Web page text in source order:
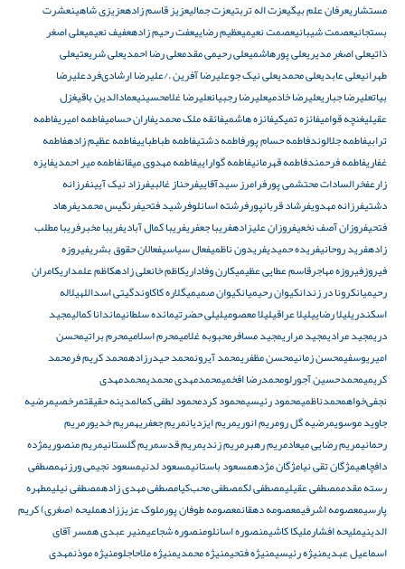
مستشاریعرفان علم بیگیعزت اله تربتیعزت جمالیعزیز قاسم زادهعزیزی شاهینعشرت
بستجانیعصمت شیبانیعصمت نعیمیعظیم رضاییعفت رحیم زادهعفیف نعیمیعلی اصغر
ذاتیعلی اصغر مدیریعلی پورهاشمیعلی رحیمی مقدمعلی رضا احمدیعلی شریعتیعلی
طهرانیعلی عابدیعلی محمدیعلی نیک جوعلیرضا آفرین ./علیرضا ارشادی‌فردعلیرضا
بیاتعلیرضا جباریعلیرضا خادمیعلیرضا رجبیانعلیرضا غلامحسینیعمادالدین باقیغزل
عقیلیغنچه قوامیفائزه تمیکیفائزه هاشمیفائقه ملک محمدیفاران حسامیفاطمه امیریفاطمه
ترابیفاطمه جلالوندفاطمه حسام پورفاطمه دشتیفاطمه طباطباییفاطمه عظیم زادهفاطمه
غفاریفاطمه فرحمندفاطمه قهرمانیفاطمه گواراییفاطمه مهدوی میقانفاطمه میر احمدیفایزه
زارعفخرالسادات محتشمی پورفرامرز سیدآقاییفرحناز غالبیفرزاد نیک آیینفرزانه
دشتیفرزانه مهدویفرشاد قربانپورفرشته اسانلوفرشید فتحیفرنگیس محمدیفرهاد
فتحیفروزان آصف نخعیفروزان علیزادهفریبا جعفریفریبا کمال آبادیفریبا مخبرفریبا مطلب
زادهفرید روحانیفریده حمیدیفریدون ناظمیفعال سیاسیفعالان حقوق بشریفیروزه
فیروزفیروزه مهاجرقاسم عطایی عظیمیکارن وفاداریکاظم خانعلی زادهکاظم علمداریکامران
رحیمیانکرونا در زندانکیوان رحیمیانکیوان صمیمیگلاره کاکاوندگیتی اسداللهیلاله
اسکندریلیلا رضاییلیلا عراقیلیلا معصومیلیلی حضرتیمائده سلطانیماندانا کمالیمجید
دریمجید مرادیمجید مراریمجید مسافرمحبوبه غلامیمحرم اسلامیمحرم براتیمحسن
امیریوسفیمحسن زمانیمحسن مظفریمحمد آیرونمحمد حیدرزادهمحمد کریم فرمحمد
کریمیمحمدحسین آجورلومحمدرضا افخمیمحمدمهدی محمدیمحمدمهدی
نجفی‌خواهمحمدناظمیمحمود رئیسیمحمود کردمحمود لطفی کمالمدینه حقیقتمرخصیمرضیه
جاوید موسویمرضیه گل رومریم انوریمریم ایزدیانمریم جعفریهمریم خدیورمریم
رحمانیمریم رضایی میعادمریم رهبرمریم زندیمریم قدسمریم گلستانیمریم منصوریمژده
دافچاهیمژگان تقی نیامژگان مژدهمسعود باستانیمسعود لدنیمسعود نجیمی ورزنهمصطفی
رسته مقدممصطفی عقیلیمصطفی لکمصطفی محب‌کیامصطفی مهدی زادهمصطفی نیلیمطهره
پارسیمعصومه اشرفیمعصومه دهقانمعصومه طوفان پورملوک عزیززادهملیحه (صغری) کریم
الدینیملیحه افشارملیکا کاشیمنصوره اسانلومنصوره شجاعیمنیر عبدی همسر آقای
اسماعیل عبدیمنیژه رئیسیمنیژه فتحیمنیژه محمدیمنیژه ملاحاجلومنیژه موذنمهدى